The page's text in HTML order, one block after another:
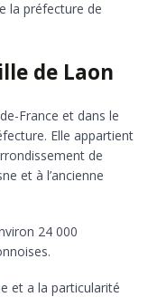
la préfecture de
de Laon
France et dans le
Elle appartient
de
et à l’ancienne
24 000
et a la particularité